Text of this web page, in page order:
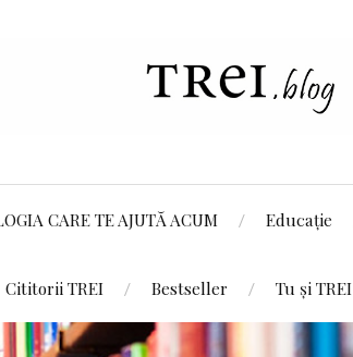
CARE TE AJUTĂ ACUM Educație
Cititorii TREI Bestseller Tu și TREI